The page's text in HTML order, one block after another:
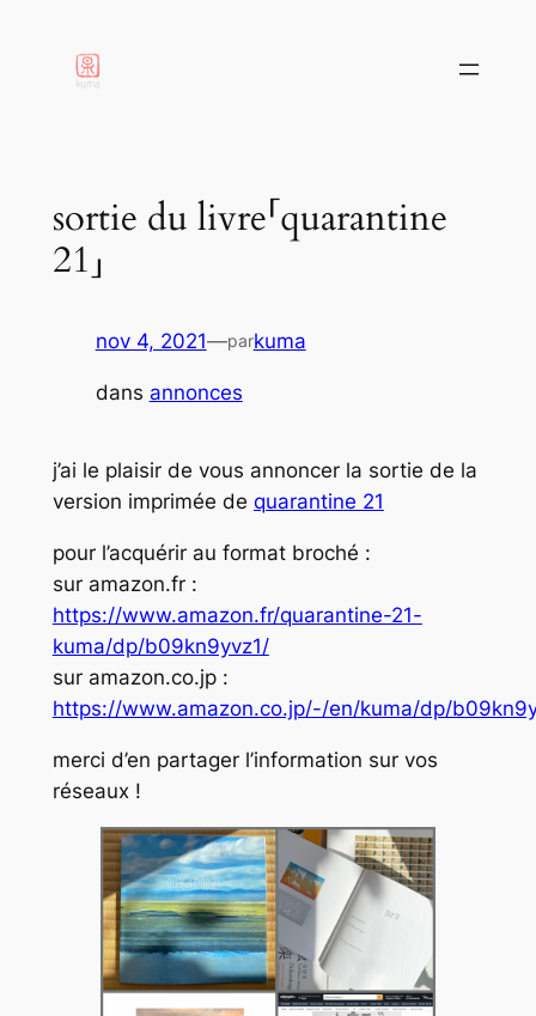
contenu
sortie du livre「quarantine
21」
nov 4, 2021—parkuma
dans annonces
j’ai le plaisir de vous annoncer la sortie de la
version imprimée de quarantine 21
pour l’acquérir au format broché :
sur amazon.fr :
https://www.amazon.fr/quarantine-21-
kuma/dp/b09kn9yvz1/
sur amazon.co.jp :
https://www.amazon.co.jp/-/en/kuma/dp/
merci d’en partager l’information sur vos
réseaux !